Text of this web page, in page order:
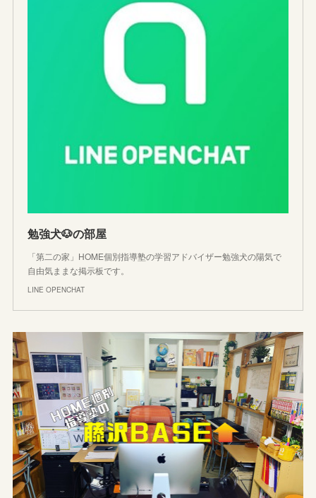
勉強犬🐶の部屋
「第二の家」HOME個別指導塾の学習アドバイザー勉強犬の陽気で
自由気ままな掲示板です。
LINE OPENCHAT